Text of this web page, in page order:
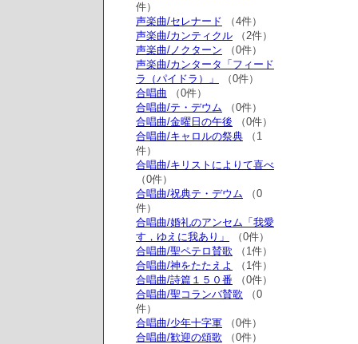
件）
声楽曲/セレナード （4件）
声楽曲/カンティクル （2件）
声楽曲/ノクターン （0件）
声楽曲/カンタータ「フィード
ラ（パイドラ）」
（0件）
合唱曲 （0件）
合唱曲/テ・デウム （0件）
合唱曲/金曜日の午後 （0件）
合唱曲/キャロルの祭典 （1
件）
合唱曲/キリストによりて喜べ
（0件）
合唱曲/祝典テ・デウム （0
件）
合唱曲/婚礼のアンセム「我愛
す，ゆえに我あり」
（0件）
合唱曲/聖ペテロ賛歌 （1件）
合唱曲/神をたたえよ
（1件）
合唱曲/詩篇１５０番 （0件）
合唱曲/聖コランバ賛歌 （0
件）
合唱曲/少年十字軍 （0件）
合唱曲/歓迎の頌歌 （0件）